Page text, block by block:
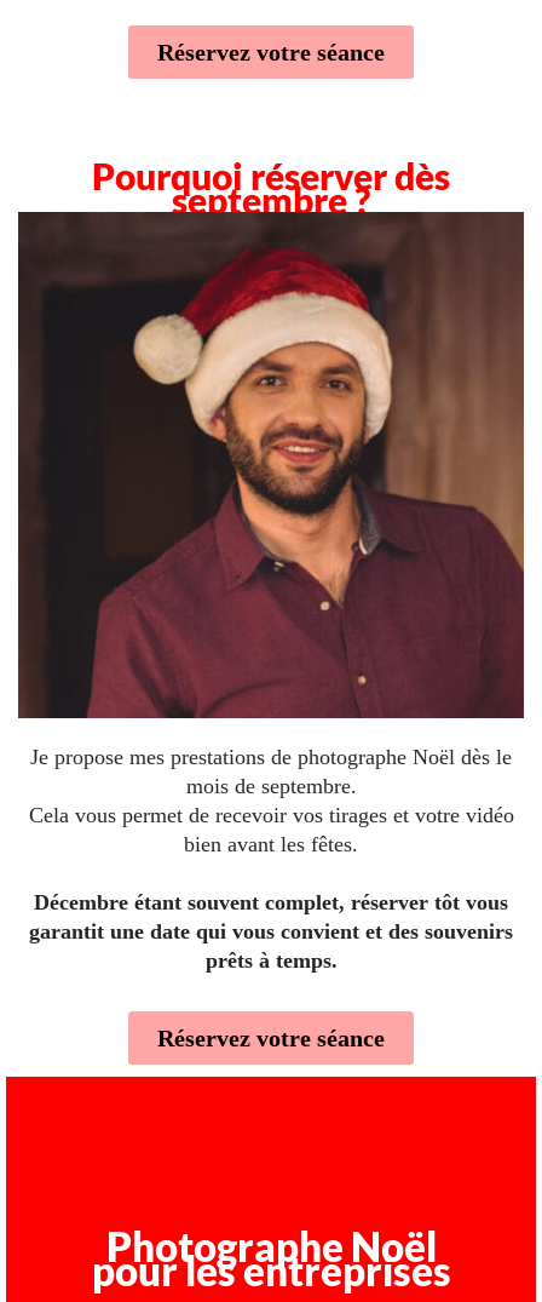
Réservez votre séance
Pourquoi réserver dès
septembre ?
Je propose mes prestations de photographe Noël dès le
mois de septembre.
Cela vous permet de recevoir vos tirages et votre vidéo
bien avant les fêtes.
Décembre étant souvent complet, réserver tôt vous
garantit une date qui vous convient et des souvenirs
prêts à temps.
Réservez votre séance
Photographe Noël
pour les entreprises